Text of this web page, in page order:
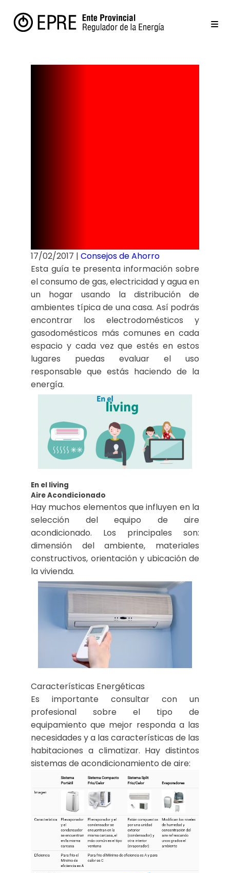
17/02/2017 | Consejos de Ahorro
Esta guía te presenta información sobre
el consumo de gas, electricidad y agua en
un hogar usando la distribución de
ambientes típica de una casa. Así podrás
encontrar los electrodomésticos y
gasodomésticos más comunes en cada
espacio y cada vez que estés en estos
lugares puedas evaluar el uso
responsable que estás haciendo de la
energía.
En el living
Aire Acondicionado
Hay muchos elementos que influyen en la
selección del equipo de aire
acondicionado. Los principales son:
dimensión del ambiente, materiales
constructivos, orientación y ubicación de
la vivienda.
Características Energéticas
Es importante consultar con un
profesional sobre el tipo de
equipamiento que mejor responda a las
necesidades y a las características de las
habitaciones a climatizar. Hay distintos
sistemas de acondicionamiento de aire: